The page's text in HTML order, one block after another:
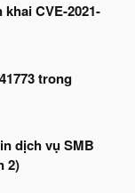
CVE-2021-
trong
dịch vụ SMB
2)